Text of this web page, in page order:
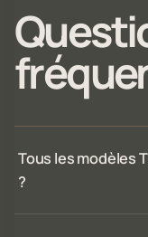
Tous les modèles
?